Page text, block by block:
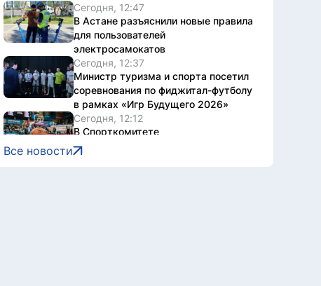
Сегодня, 12:47
В Астане разъяснили новые правила
для пользователей
электросамокатов
Сегодня, 12:37
Министр туризма и спорта посетил
соревнования по фиджитал-футболу
в рамках «Игр Будущего 2026»
Сегодня, 12:12
В Спорткомитете
прокомментировали информацию о
прекращении деятельности
Все новости